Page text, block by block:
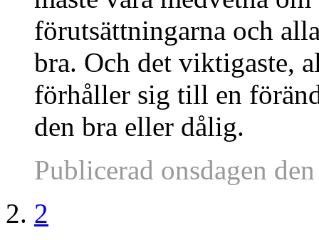
förutsättningarna och
bra. Och det viktigaste,
förhåller sig till en
den bra eller dålig.
Publicerad onsdagen
2